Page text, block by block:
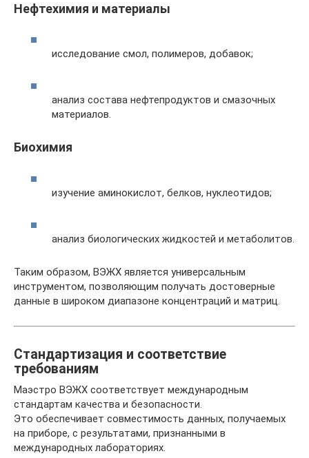
Нефтехимия и материалы
исследование смол, полимеров, добавок;
анализ состава нефтепродуктов и смазочных
материалов.
Биохимия
изучение аминокислот, белков, нуклеотидов;
анализ биологических жидкостей и метаболитов.
Таким образом, ВЭЖХ является универсальным
инструментом, позволяющим получать достоверные
данные в широком диапазоне концентраций и матриц.
Стандартизация и соответствие
требованиям
Маэстро ВЭЖХ соответствует международным
стандартам качества и безопасности.
Это обеспечивает совместимость данных, получаемых
на приборе, с результатами, признанными в
международных лабораториях.